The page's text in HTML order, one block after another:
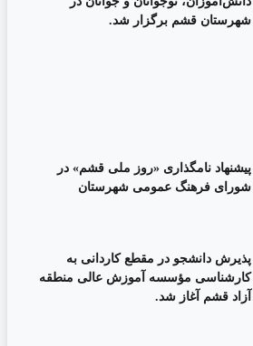
شهرستان قشم برگزار شد.
پیشنهاد نامگذاری «روز ملی قشم» در
شورای فرهنگ عمومی شهرستان
پذیرش دانشجو در مقطع کاردانی به
کارشناسی مؤسسه آموزش عالی منطقه
آزاد قشم آغاز شد.